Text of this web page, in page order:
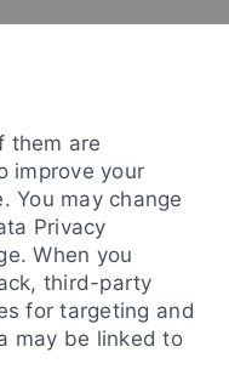
them are
improve your
You may change
Privacy
When you
third-party
for targeting and
may be linked to